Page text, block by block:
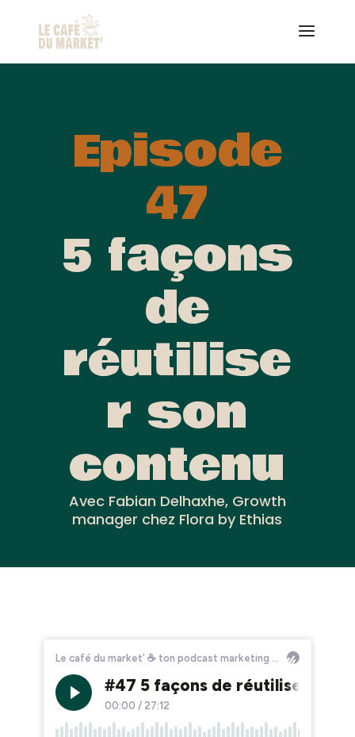
Episode
47
5 façons
de
réutilise
r son
contenu
Avec Fabian Delhaxhe, Growth
manager chez Flora by Ethias